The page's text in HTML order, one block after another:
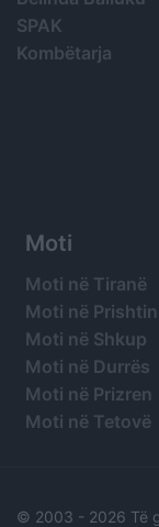
SPAK
Kombëtarja
Moti
Moti në Tiranë
Moti në
Moti në Shkup
Moti në Durrës
Moti në Prizren
Moti në Tetovë
© 2003 - 2026 Të